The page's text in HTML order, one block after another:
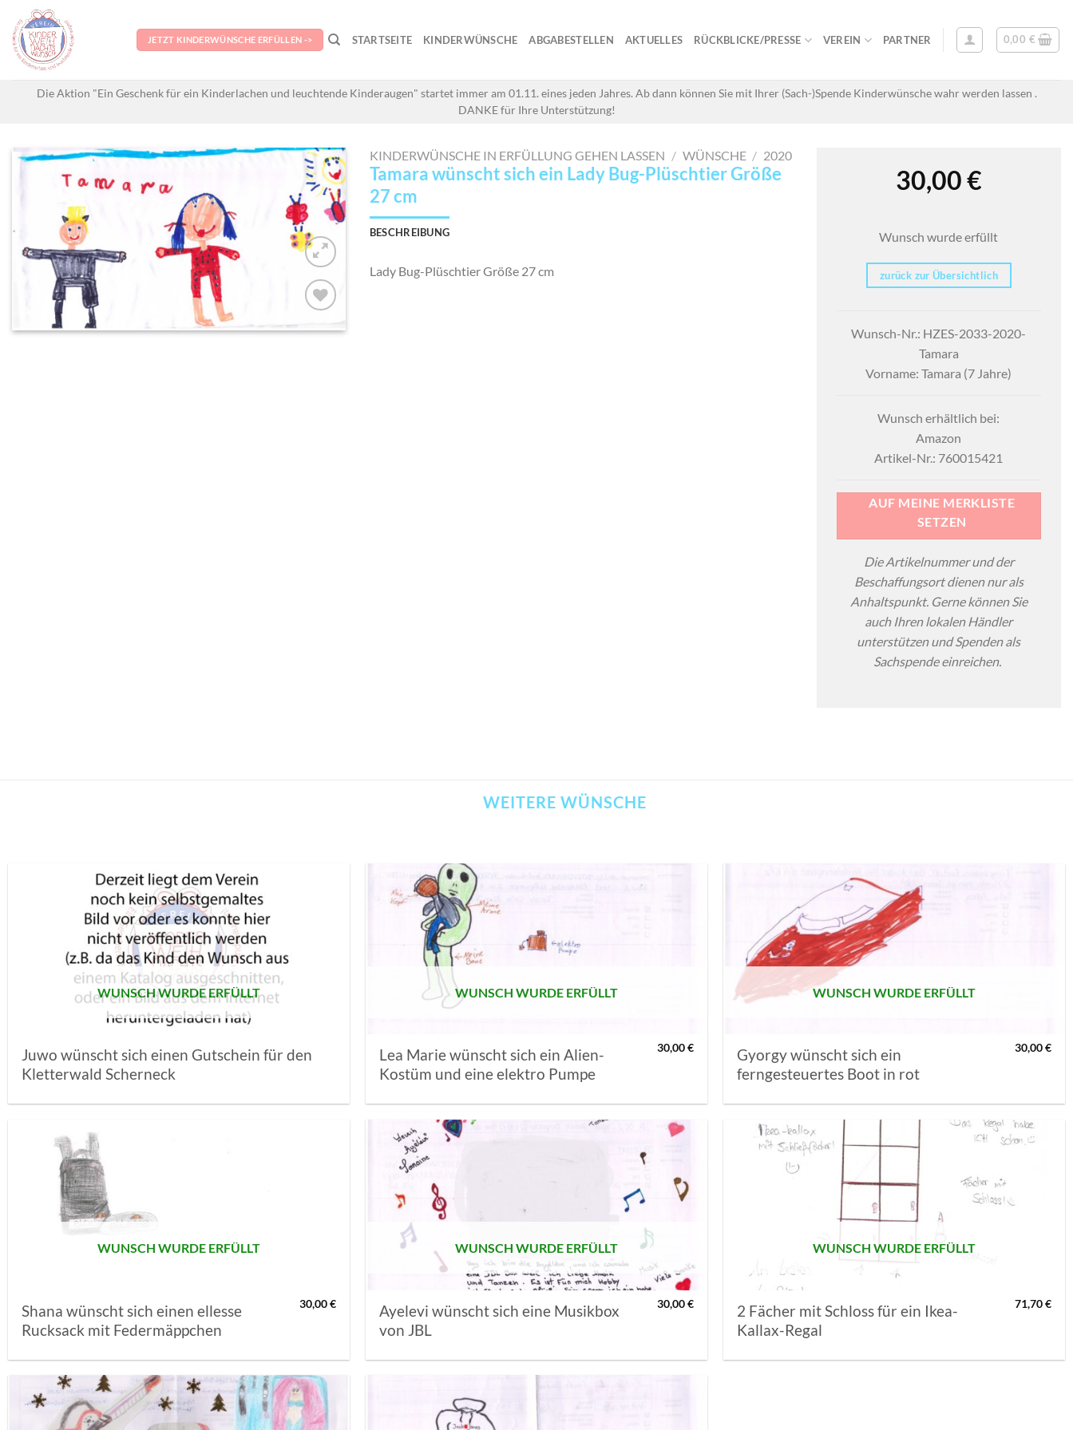
content
JETZT KINDERWÜNSCHE ERFÜLLEN -> STARTSEITE KINDERWÜNSCHE ABGABESTELLEN AKTUELLES RÜCKBLICKE/PRESSE VEREIN PARTNER 0,00 €
Die Aktion "Ein Geschenk für ein Kinderlachen und leuchtende Kinderaugen" startet immer am 01.11. eines jeden Jahres. Ab dann können Sie mit Ihrer (Sach-)Spende Kinderwünsche wahr werden lassen .
DANKE für Ihre Unterstützung!
AUF MEINE
KINDERWÜNSCHE IN ERFÜLLUNG GEHEN LASSEN / WÜNSCHE / 2020
Tamara wünscht sich ein Lady Bug-Plüschtier Größe
27 cm
BESCHREIBUNG
Lady Bug-Plüschtier Größe 27 cm
30,00€
Wunsch wurde erfüllt
zurück zur Übersichtlich
Wunsch-Nr.: HZES-2033-2020-
Tamara
Vorname: Tamara (7 Jahre)
Wunsch erhältlich bei:
Amazon
Artikel-Nr.: 760015421
AUF MEINE MERKLISTE
SETZEN
Die Artikelnummer und der
Beschaffungsort dienen nur als
Anhaltspunkt. Gerne können Sie
auch Ihren lokalen Händler
unterstützen und Spenden als
Sachspende einreichen.
WEITERE WÜNSCHE
WUNSCH WURDE ERFÜLLT
Juwo wünscht sich einen Gutschein für den
Kletterwald Scherneck
WUNSCH WURDE ERFÜLLT
Lea Marie wünscht sich ein Alien-
Kostüm und eine elektro Pumpe
30,00€
WUNSCH WURDE ERFÜLLT
Gyorgy wünscht sich ein
ferngesteuertes Boot in rot
30,00€
WUNSCH WURDE ERFÜLLT
Shana wünscht sich einen ellesse
Rucksack mit Federmäppchen
30,00€
AUF MEINE
MERKLISTE
SETZEN
WUNSCH WURDE ERFÜLLT
Ayelevi wünscht sich eine Musikbox
von JBL
30,00€
MERKLISTE
WUNSCH WURDE ERFÜLLT
2 Fächer mit Schloss für ein Ikea-
Kallax-Regal
71,70€
AUF MEINE